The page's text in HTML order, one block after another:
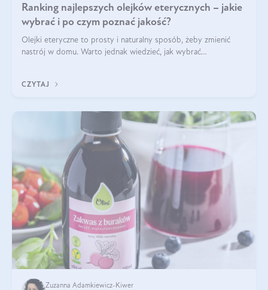
Ranking najlepszych olejków eterycznych – jakie
wybrać i po czym poznać jakość?
Olejki eteryczne to prosty i naturalny sposób, żeby zmienić
nastrój w domu. Warto jednak wiedzieć, jak wybrać
kryteria wyboru!
CZYTAJ
Zuzanna Adamkiewicz-Kiwer